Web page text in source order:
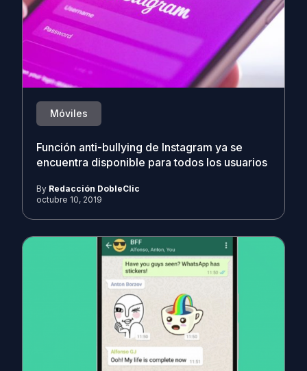
Móviles
Función anti-bullying de Instagram ya se
encuentra disponible para todos los usuarios
By Redacción DobleClic
octubre 10, 2019